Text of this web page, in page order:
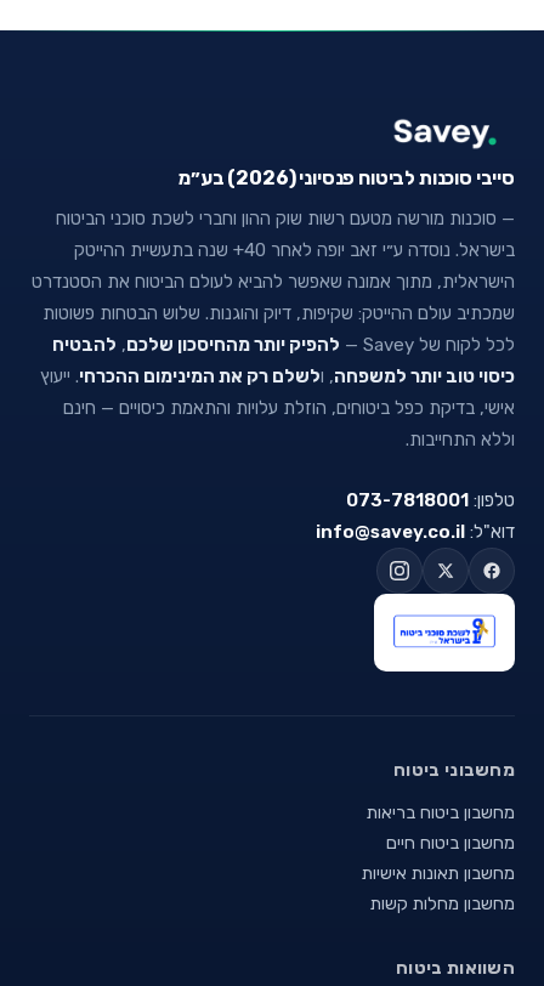
סייבי סוכנות לביטוח פנסיוני (2026) בע״מ
— סוכנות מורשה מטעם רשות שוק ההון וחברי לשכת סוכני הביטוח
בישראל. נוסדה ע״י זאב יופה לאחר 40+ שנה בתעשיית ההייטק
הישראלית, מתוך אמונה שאפשר להביא לעולם הביטוח את הסטנדרט
שמכתיב עולם ההייטק: שקיפות, דיוק והוגנות. שלוש הבטחות פשוטות
לכל לקוח של Savey —
להפיק יותר מהחיסכון שלכם, להבטיח
כיסוי טוב יותר למשפחה, ולשלם רק את המינימום ההכרחי. ייעוץ
אישי, בדיקת כפל ביטוחים, הוזלת עלויות והתאמת כיסויים — חינם
וללא התחייבות.
טלפון: 073-7818001
דוא"ל: info@savey.co.il
מחשבוני ביטוח
מחשבון ביטוח בריאות
מחשבון ביטוח חיים
מחשבון תאונות אישיות
מחשבון מחלות קשות
השוואות ביטוח